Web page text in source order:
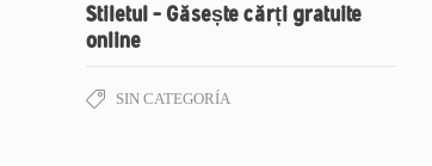
Stiletul – Găsește cărți gratuite
online
SIN CATEGORÍA